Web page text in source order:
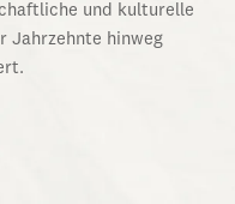
und kulturelle
Jahrzehnte hinweg